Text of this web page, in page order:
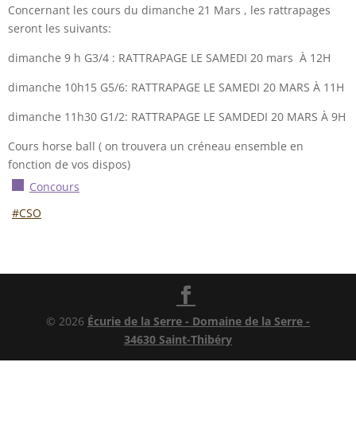
Concernant les cours du dimanche 21 Mars , les rattrapages
seront les suivants:
dimanche 9 h G3/4 : RATTRAPAGE LE SAMEDI 20 mars À 12H
dimanche 10h15 G5/6: RATTRAPAGE LE SAMEDI 20 MARS À 11H
dimanche 11h30 G1/2: RATTRAPAGE LE SAMDEDI 20 MARS À 9H
Cours horse ball ( on trouvera un créneau ensemble en
fonction de vos dispos)
Concours
#CSO
© 2026 Écurie de la Serre - Domaine de la Serre -
34630 Saint-Thibéry